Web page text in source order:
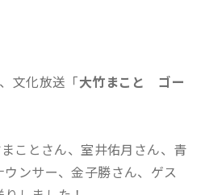
文化放送「大竹まこと ゴー
ことさん、室井佑月さん、青
ンサー、金子勝さん、ゲス